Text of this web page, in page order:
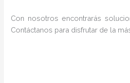
Con nosotros encontrarás
Contáctanos para disfrutar de la